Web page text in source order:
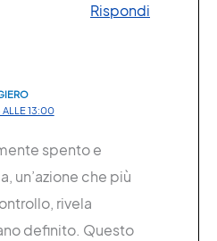
Rispondi
13:00
spento e
un’azione che più
rivela
definito. Questo